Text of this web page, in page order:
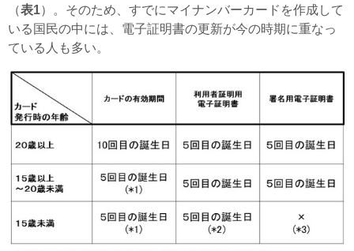
（表1）。そのため、すでにマイナンバーカードを作成して
いる国民の中には、電子証明書の更新が今の時期に重なっ
ている人も多い。